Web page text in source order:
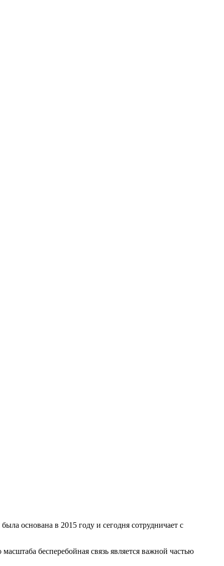
в 2015 году и сегодня сотрудничает с
бесперебойная связь является важной частью